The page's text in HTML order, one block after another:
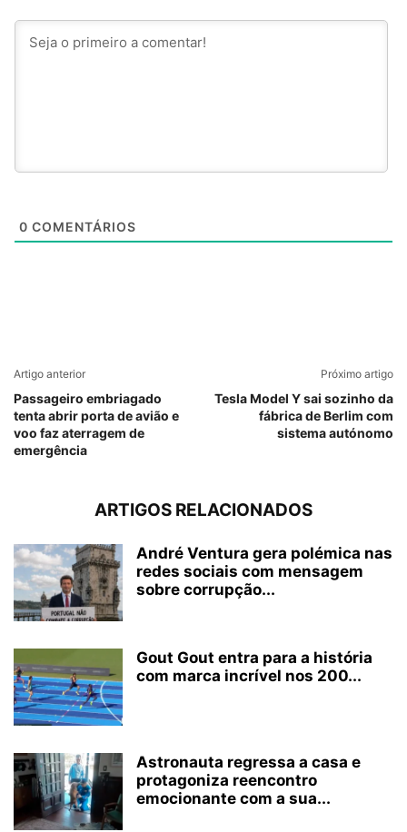
0 COMENTÁRIOS
Artigo anterior
Passageiro embriagado
tenta abrir porta de avião e
voo faz aterragem de
emergência
Próximo artigo
Tesla Model Y sai sozinho da
fábrica de Berlim com
sistema autónomo
ARTIGOS RELACIONADOS
André Ventura gera polémica nas
redes sociais com mensagem
sobre corrupção...
Gout Gout entra para a história
com marca incrível nos 200...
Astronauta regressa a casa e
protagoniza reencontro
emocionante com a sua...